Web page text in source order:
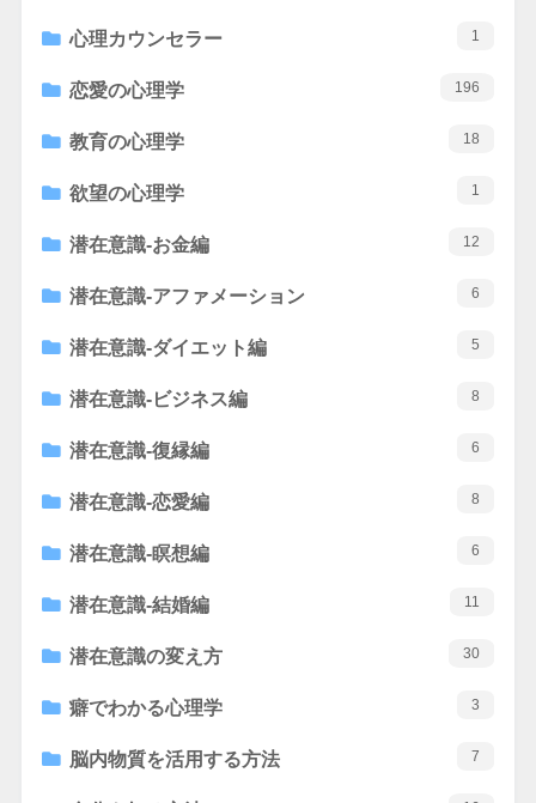
心理カウンセラー 1
恋愛の心理学 196
教育の心理学 18
欲望の心理学 1
潜在意識-お金編 12
潜在意識-アファメーション 6
潜在意識-ダイエット編 5
潜在意識-ビジネス編 8
潜在意識-復縁編 6
潜在意識-恋愛編 8
潜在意識-瞑想編 6
潜在意識-結婚編 11
潜在意識の変え方 30
癖でわかる心理学 3
脳内物質を活用する方法 7